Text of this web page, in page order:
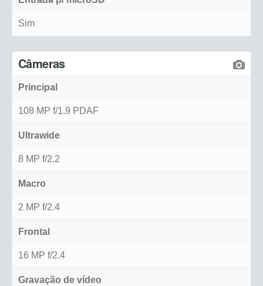
Sim
Câmeras
Principal
108 MP f/1.9 PDAF
Ultrawide
8 MP f/2.2
Macro
2 MP f/2.4
Frontal
16 MP f/2.4
Gravação de vídeo